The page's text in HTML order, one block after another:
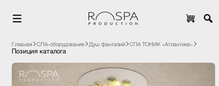
Главная СПА-оборудование Душ фантазий СПА ТОНИК «Атлантика»
Позиция каталога